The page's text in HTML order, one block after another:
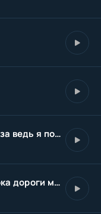
умирать
Почему молчат твои глаза ведь я пою тебе песни
Нас не догонят ветра пока дороги молчат